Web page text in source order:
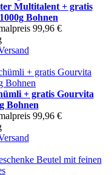
Multitalent + gratis
Bohnen
99,96 €
+ gratis Gourvita
Bohnen
99,96 €